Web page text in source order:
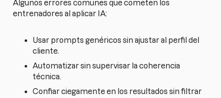
Algunos errores comunes que cometen los
entrenadores al aplicar IA:
Usar prompts genéricos sin ajustar al perfil del
cliente.
Automatizar sin supervisar la coherencia
técnica.
Confiar ciegamente en los resultados sin filtrar